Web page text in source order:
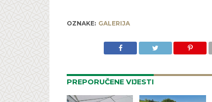
OZNAKE: GALERIJA
PREPORUČENE VIJESTI